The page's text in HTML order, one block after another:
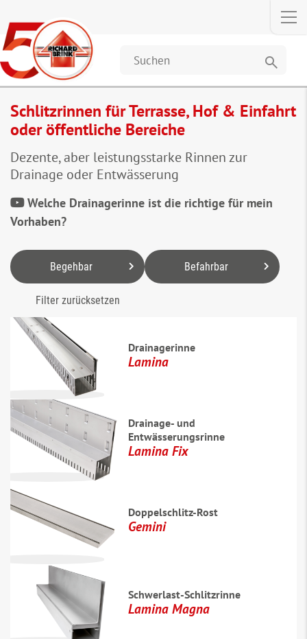
search
Schlitzrinnen für Terrasse, Hof & Einfahrt
oder öffentliche Bereiche
Dezente, aber leistungsstarke Rinnen zur
Drainage oder Entwässerung
Welche Drainagerinne ist die richtige für mein
Vorhaben?
Begehbar Befahrbar
Filter zurücksetzen
Drainagerinne
Lamina
Drainage- und
Entwässerungsrinne
Lamina Fix
Doppelschlitz-Rost
Gemini
Schwerlast-Schlitzrinne
Lamina Magna